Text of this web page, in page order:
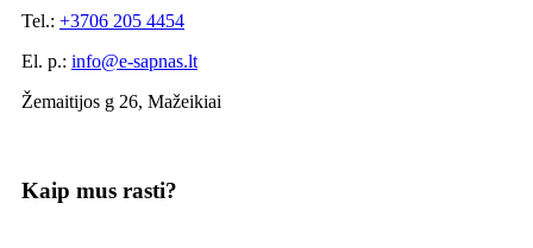
Tel.: +3706 205 4454
El. p.: info@e-sapnas.lt
Žemaitijos g 26, Mažeikiai
Kaip mus rasti?